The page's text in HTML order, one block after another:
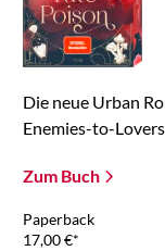
Die neue Urban
Enemies-to-
Zum Buch
Paperback
17,00€*